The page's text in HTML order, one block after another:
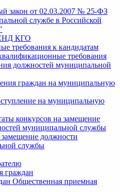
закон от 02.03.2007 № 25-ФЗ
службе в Российской
КГО
требования к кандидатам
требования
должностей муниципальной
граждан на муниципальную
на муниципальную
конкурсов на замещение
муниципальной службы
должности
службы
граждан
Общественная приемная